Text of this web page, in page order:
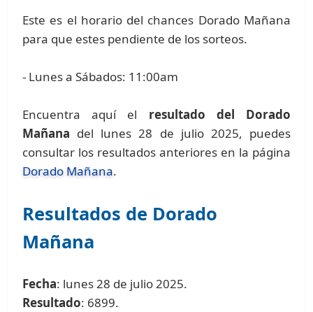
Este es el horario del chances Dorado Mañana
para que estes pendiente de los sorteos.
- Lunes a Sábados: 11:00am
Encuentra aquí el resultado del Dorado
Mañana del lunes 28 de julio 2025, puedes
consultar los resultados anteriores en la página
Dorado Mañana.
Resultados de Dorado
Mañana
Fecha: lunes 28 de julio 2025.
Resultado: 6899.